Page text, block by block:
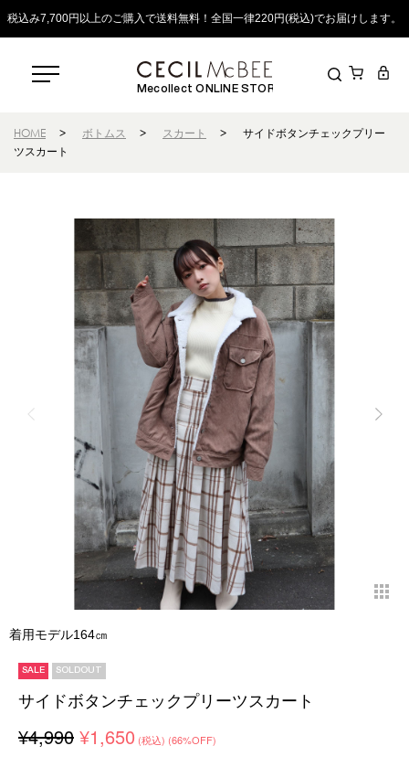
税込み7,700円以上のご購入で送料無料！全国一律220円(税込)でお届けします。
Mecollect ONLINE STORE
HOME > ボトムス > スカート >
サイドボタンチェックプリー
ツスカート
着用モデル164㎝
SALE SOLDOUT
サイドボタンチェックプリーツスカート
¥4,990 ¥1,650 (税込) (66%OFF)